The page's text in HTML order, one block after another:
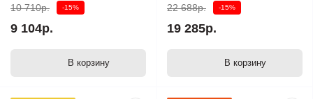
10 710р.
-15%
9 104р.
В корзину
22 688р.
-15%
19 285р.
В корзину